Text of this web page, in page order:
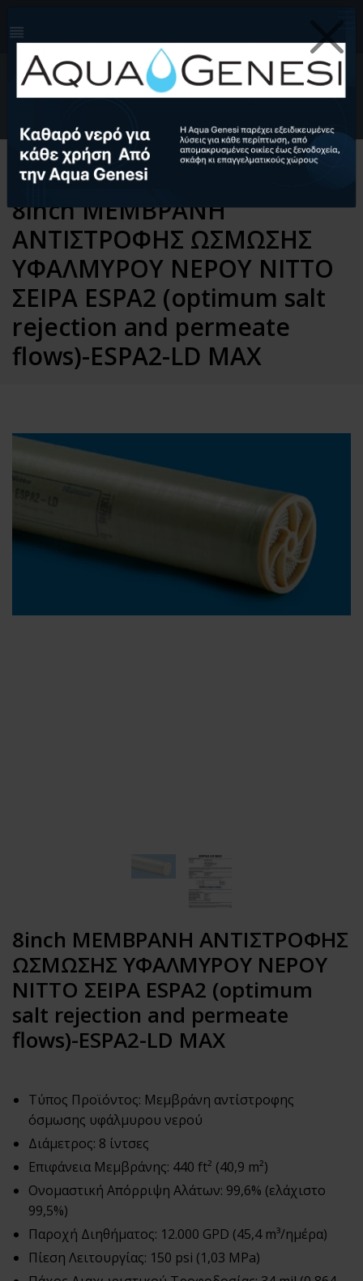
Ελληνικά (EL)
English (EN)
Αρχική Αντίστροφη Ώσμωση
Ανταλλακτικά
Μεμβράνες Αντίστροφης Ώσμωσης
8inch ΜΕΜΒΡΑΝΗ
ΑΝΤΙΣΤΡΟΦΗΣ ΩΣΜΩΣΗΣ
ΥΦΑΛΜΥΡΟΥ ΝΕΡΟΥ NITTO
ΣΕΙΡΑ ESPA2 (optimum salt
rejection and permeate
flows)-ESPA2-LD MAX
8inch ΜΕΜΒΡΑΝΗ ΑΝΤΙΣΤΡΟΦΗΣ
ΩΣΜΩΣΗΣ ΥΦΑΛΜΥΡΟΥ ΝΕΡΟΥ
NITTO ΣΕΙΡΑ ESPA2 (optimum
salt rejection and permeate
flows)-ESPA2-LD MAX
Τύπος Προϊόντος: Μεμβράνη αντίστροφης
όσμωσης υφάλμυρου νερού
Διάμετρος: 8 ίντσες
Επιφάνεια Μεμβράνης: 440 ft² (40,9 m²)
Ονομαστική Απόρριψη Αλάτων: 99,6% (ελάχιστο
99,5%)
Παροχή Διηθήματος: 12.000 GPD (45,4 m³/ημέρα)
Πίεση Λειτουργίας: 150 psi (1,03 MPa)